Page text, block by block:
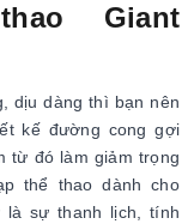
Giant
dịu dàng thì bạn nên
kế đường cong gợi
từ đó làm giảm trọng
thể thao dành cho
là sự thanh lịch, tính